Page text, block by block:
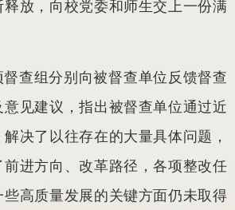
释放，向校党委和师生交上一份满
查组分别向被督查单位反馈督查
见建议，指出被督查单位通过近
决了以往存在的大量具体问题，
进方向、改革路径，各项整改任
高质量发展的关键方面仍未取得